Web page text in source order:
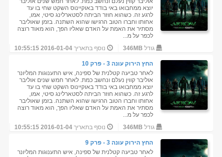
יוצא ממחבואו באי בודד באוקיינוס השקט שחי בו עד
לרגע זה. כשהוא חוזר הביתה לסטארלינג סיטי, אמו,
אחותו וחברו הטוב הרגישו שהוא השתנה. בזמן שאוליבר
מסתיר את האמת על האדם שאליו הפך, הוא מאוד רוצה
לכפר על מ...
גודל 346MB נוסף בתאריך2016-01-04 10:55:15
החץ הירוק עונה 3 - פרק 10
לאחר טביעה קטלנית של ספינה, איש התענוגות המליונר
אוליבר קווין נעלם ונחשב כמת. לאחר חמש שנים אוליבר
יוצא ממחבואו באי בודד באוקיינוס השקט שחי בו עד
לרגע זה. כשהוא חוזר הביתה לסטארלינג סיטי, אמו,
אחותו וחברו הטוב הרגישו שהוא השתנה. בזמן שאוליבר
מסתיר את האמת על האדם שאליו הפך, הוא מאוד רוצה
לכפר על מ...
גודל 346MB נוסף בתאריך2016-01-04 10:55:15
החץ הירוק עונה 3 - פרק 9
לאחר טביעה קטלנית של ספינה, איש התענוגות המליונר